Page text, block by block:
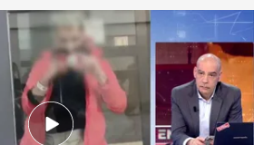
pidiendo que las autoridades tomen